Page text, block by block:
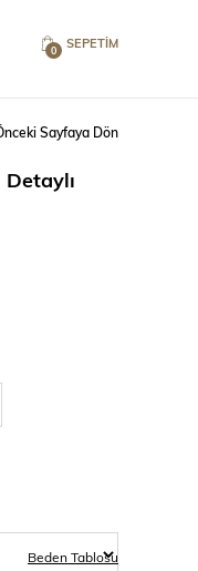
SEPETIM
0
Sayfaya Dön
Beden Tablosu